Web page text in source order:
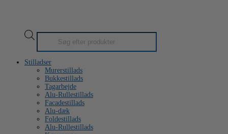
Products
Stilladser
Murerstillads
Bukkestillads
Tagarbejde
Alu-Rullestillads
Facadestillads
Alu-dæk
Foldestillads
Alu-Rullestillads